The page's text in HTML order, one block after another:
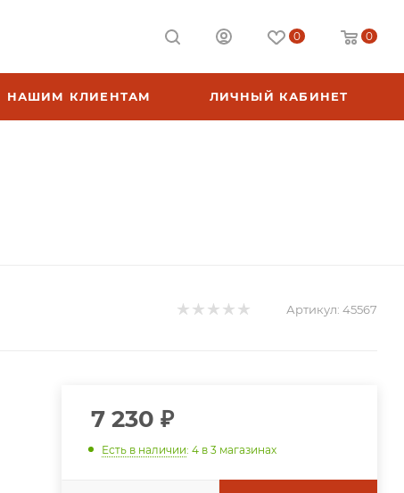
0 0
НАШИМ КЛИЕНТАМ ЛИЧНЫЙ КАБИНЕТ
Артикул: 45567
7 230 ₽
Есть в наличии: 4 в 3 магазинах